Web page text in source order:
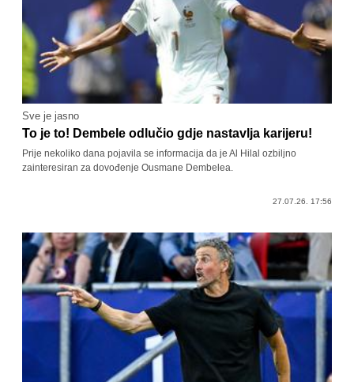
Sve je jasno
To je to! Dembele odlučio gdje nastavlja karijeru!
Prije nekoliko dana pojavila se informacija da je Al Hilal ozbiljno
zainteresiran za dovođenje Ousmane Dembelea.
27.07.26. 17:56